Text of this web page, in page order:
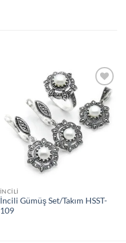
İstek
Listeme
Ekle
İNCILI
İncili Gümüş Set/Takım HSST-
109